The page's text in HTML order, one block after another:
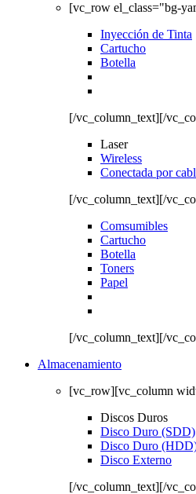
[vc_row el_class="bg-
Inyección de Tinta
Cartucho
Botella
[/vc_column_text][/
Laser
Wireless
Conectada por
[/vc_column_text][/
Comsumibles
Cartucho
Botella
Toners
Papel
[/vc_column_text][/
Almacenamiento
[vc_row][vc_column
Discos Duros
Disco Duro (SDD)
Disco Duro
Disco Externo
[/vc_column_text][/